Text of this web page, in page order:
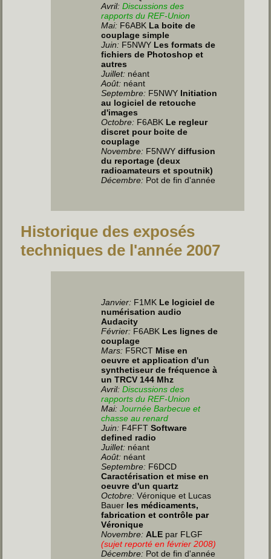
Avril: Discussions des
rapports du REF-Union
Mai: F6ABK La boite de
couplage simple
Juin: F5NWY Les formats de
fichiers de Photoshop et
autres
Juillet: néant
Août: néant
Septembre: F5NWY Initiation
au logiciel de retouche
d'images
Octobre: F6ABK Le regleur
discret pour boite de
couplage
Novembre: F5NWYdiffusion
du reportage (deux
radioamateurs et spoutnik)
Décembre: Pot de fin d'année
Historique des exposés
techniques de l'année 2007
Janvier: F1MK Le logiciel de
numérisation audio
Audacity
Février: F6ABK Les lignes de
couplage
Mars: F5RCT Mise en
oeuvre et application d'un
synthetiseur de fréquence à
un TRCV 144 Mhz
Avril: Discussions des
rapports du REF-Union
Mai:Journée Barbecue et
chasse au renard
Juin: F4FFT Software
defined radio
Juillet: néant
Août: néant
Septembre: F6DCD
Caractérisation et mise en
oeuvre d'un quartz
Octobre: Véronique et Lucas
Bauer les médicaments,
fabrication et contrôle par
Véronique
Novembre: ALE par FLGF
(sujet reporté en février 2008)
Décembre: Pot de fin d'année